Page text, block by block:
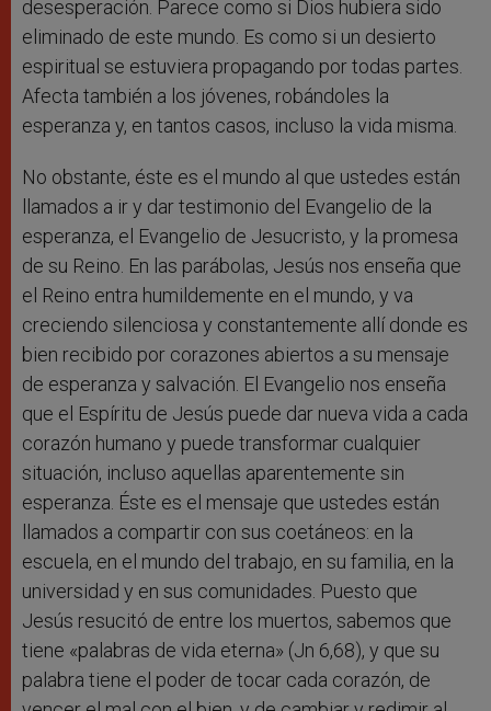
desesperación. Parece como si Dios hubiera sido
eliminado de este mundo. Es como si un desierto
espiritual se estuviera propagando por todas partes.
Afecta también a los jóvenes, robándoles la
esperanza y, en tantos casos, incluso la vida misma.
No obstante, éste es el mundo al que ustedes están
llamados a ir y dar testimonio del Evangelio de la
esperanza, el Evangelio de Jesucristo, y la promesa
de su Reino. En las parábolas, Jesús nos enseña que
el Reino entra humildemente en el mundo, y va
creciendo silenciosa y constantemente allí donde es
bien recibido por corazones abiertos a su mensaje
de esperanza y salvación. El Evangelio nos enseña
que el Espíritu de Jesús puede dar nueva vida a cada
corazón humano y puede transformar cualquier
situación, incluso aquellas aparentemente sin
esperanza. Éste es el mensaje que ustedes están
llamados a compartir con sus coetáneos: en la
escuela, en el mundo del trabajo, en su familia, en la
universidad y en sus comunidades. Puesto que
Jesús resucitó de entre los muertos, sabemos que
tiene «palabras de vida eterna» (Jn 6,68), y que su
palabra tiene el poder de tocar cada corazón, de